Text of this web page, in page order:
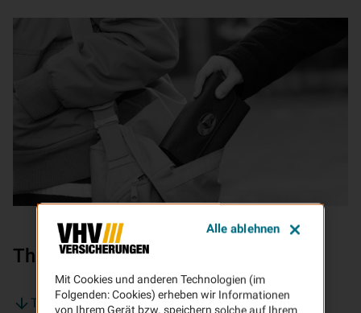
Themen auf dieser Seite:
Trickdiebstahl: abgelenkt und in die Irre geführt
Mit Cookies und anderen Technologien (im
Folgenden: Cookies) erheben wir Informationen
von Ihrem Gerät bzw. speichern solche auf Ihrem
Alle ablehnen